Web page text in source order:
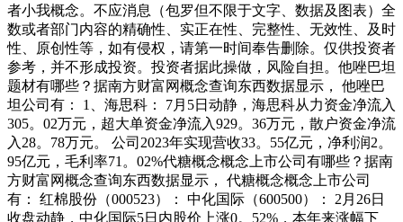
者小我概念。不应消息（包罗但不限于文字、数据及图表）全
数或者部门内容的精确性、实正在性、完整性、无效性、及时
性、原创性等，如有侵权，请第一时间奉告删除。仅供投资者
参考，并不形成投资。投资者据此操做，风险自担。他唑巴坦
题材有哪些？据南方财富网概念查询东西数据显示， 他唑巴
坦公司有： 1、海思科： 7月5日动静，海思科从力资金净流入
305。02万元，超大单资金净流入929。36万元，散户资金净流
入28。78万元。 公司2023年实现营收33。55亿元，净利润2。
95亿元，毛利率71。02%代糖概念概念上市公司有哪些？据南
方财富网概念查询东西数据显示， 代糖概念概念上市公司
有： 红棉股份（000523）： 中化国际（600500）： 2月26日
收盘动静，中化国际5日内股价上涨0。52%，本年来涨幅下